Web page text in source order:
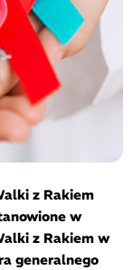
z Rakiem
w
z Rakiem w
generalnego